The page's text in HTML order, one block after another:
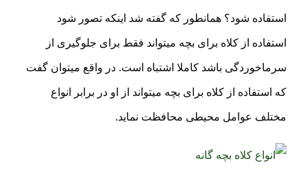
استفاده شود؟ همانطور که گفته شد اینکه تصور شود
استفاده از کلاه برای بچه میتواند فقط برای جلوگیری از
سرماخوردگی باشد کاملا اشتباه است. در واقع میتوان گفت
که استفاده از کلاه برای بچه میتواند از او در برابر انواع
مختلف عوامل محیطی محافظت نماید.